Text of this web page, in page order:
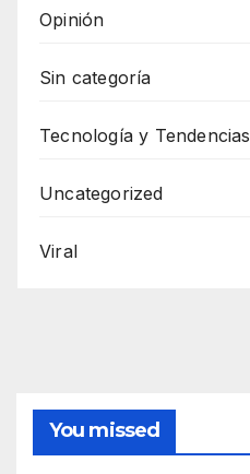
Opinión
Sin categoría
Tecnología y Tendencias
Uncategorized
Viral
You missed